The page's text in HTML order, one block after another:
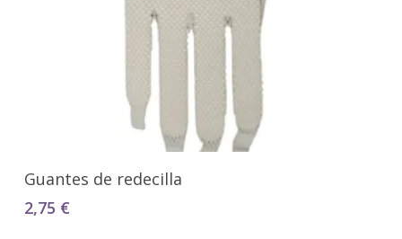
Seleccionar Opciones
Guantes de redecilla
2,75 €